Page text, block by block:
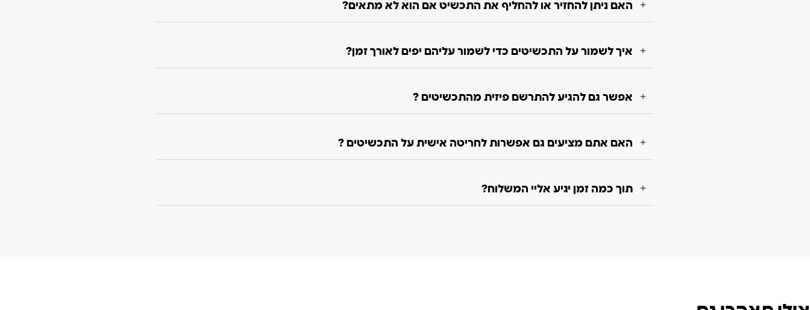
האם ניתן להחזיר או להחליף את התכשיט אם הוא לא מתאים?
איך לשמור על התכשיטים כדי לשמור עליהם יפים לאורך זמן?
אפשר גם להגיע להתרשם פיזית מהתכשיטים ?
האם אתם מציעים גם אפשרות לחריטה אישית על התכשיטים ?
תוך כמה זמן יגיע אליי המשלוח?